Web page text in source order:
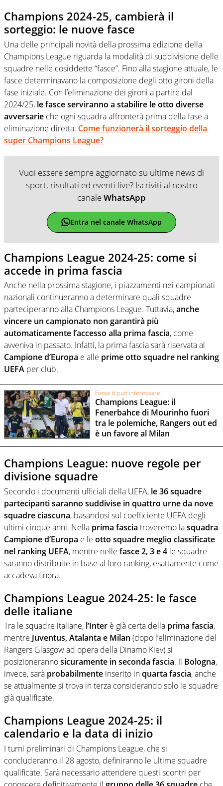
Champions 2024-25, cambierà il
sorteggio: le nuove fasce
Una delle principali novità della prossima edizione della
Champions League riguarda la modalità di suddivisione delle
squadre nelle cosiddette “fasce”. Fino alla stagione attuale, le
fasce determinavano la composizione degli otto gironi della
fase iniziale. Con l’eliminazione dei gironi a partire dal
2024/25, le fasce serviranno a stabilire le otto diverse
avversarie che ogni squadra affronterà prima della fase a
eliminazione diretta. Come funzionerà il sorteggio della
super Champions League?
Vuoi essere sempre aggiornato su ultime news di
sport, risultati ed eventi live? Iscriviti al nostro
canaleWhatsApp
Entra nel canale WhatsApp
Champions League 2024-25: come si
accede in prima fascia
Anche nella prossima stagione, i piazzamenti nei campionati
nazionali continueranno a determinare quali squadre
parteciperanno alla Champions League. Tuttavia,anche
vincere un campionato non garantirà più
automaticamente l’accesso alla prima fascia, come
avveniva in passato. Infatti, la prima fascia sarà riservata al
Campione d’Europa e alle prime otto squadre nel ranking
UEFA per club.
Forse ti può interessare
Champions League: il
Fenerbahce di Mourinho fuori
tra le polemiche, Rangers out ed
è un favore al Milan
Champions League: nuove regole per
divisione squadre
Secondo i documenti ufficiali della UEFA, le 36 squadre
partecipanti saranno suddivise in quattro urne da nove
squadre ciascuna, basandosi sul coefficiente UEFA degli
ultimi cinque anni. Nella prima fascia troveremo lasquadra
Campione d’Europa e le otto squadre meglio classificate
nel ranking UEFA, mentre nelle fasce 2, 3 e 4 le squadre
saranno distribuite in base al loro ranking, esattamente come
accadeva finora.
Champions League 2024-25: le fasce
delle italiane
Tra le squadre italiane, l’Inter è già certa della prima fascia,
mentre Juventus, Atalanta e Milan (dopo l’eliminazione del
Rangers Glasgow ad opera della Dinamo Kiev) si
posizionerannosicuramente in seconda fascia. Il Bologna,
invece, sarà probabilmente inserito inquarta fascia, anche
se attualmente si trova in terza considerando solo le squadre
già qualificate.
Champions League 2024-25: il
calendario e la data di inizio
I turni preliminari di Champions League, che si
concluderanno il 28 agosto, definiranno le ultime squadre
qualificate. Sarà necessario attendere questi scontri per